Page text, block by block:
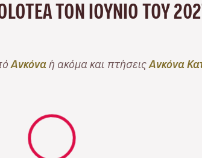
ΤΟΝ ΙΟΎΝΙΟ ΤΟΥ
Ανκόνα ή ακόμα και πτήσεις Ανκόνα